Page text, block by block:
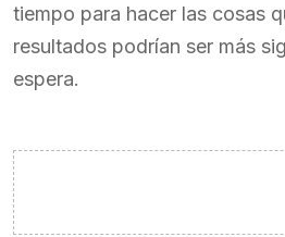
tiempo para hacer las cosas
resultados podrían ser más
espera.